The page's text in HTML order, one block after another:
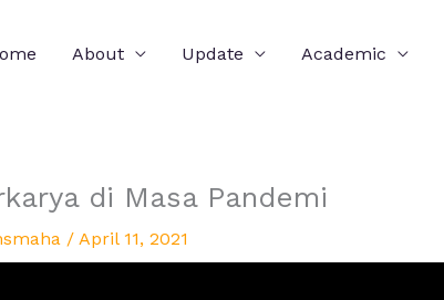
About Update Academic
di Masa Pandemi
/ April 11, 2021